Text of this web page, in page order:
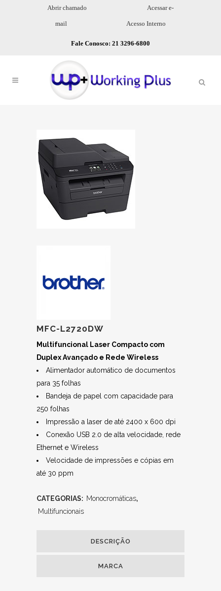
Abrir chamado Acessar e-
mail Acesso Interno
Fale Conosco: 21 3296-6800
MFC-L2720DW
Multifuncional Laser Compacto com
Duplex Avançado e Rede Wireless
Alimentador automático de documentos
para 35 folhas
Bandeja de papel com capacidade para
250 folhas
Impressão a laser de até 2400 x 600 dpi
Conexão USB 2.0 de alta velocidade, rede
Ethernet e Wireless
Velocidade de impressões e cópias em
até 30 ppm
CATEGORIAS: Monocromáticas,
Multifuncionais
DESCRIÇÃO
MARCA